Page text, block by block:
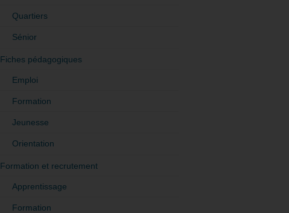
Quartiers
Sénior
Fiches pédagogiques
Emploi
Formation
Jeunesse
Orientation
Formation et recrutement
Apprentissage
Formation